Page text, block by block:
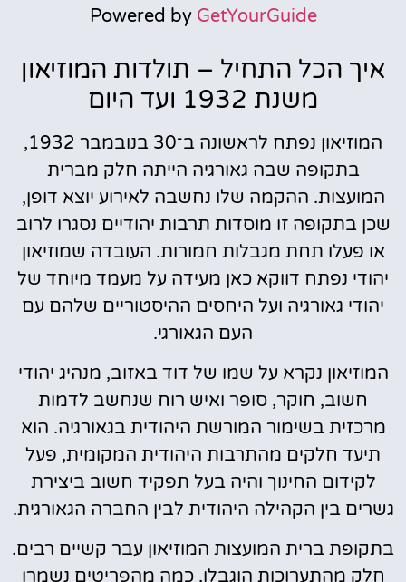
Powered by GetYourGuide
איך הכל התחיל – תולדות המוזיאון
משנת 1932 ועד היום
המוזיאון נפתח לראשונה ב־30 בנובמבר 1932,
בתקופה שבה גאורגיה הייתה חלק מברית
המועצות. ההקמה שלו נחשבה לאירוע יוצא דופן,
שכן בתקופה זו מוסדות תרבות יהודיים נסגרו לרוב
או פעלו תחת מגבלות חמורות. העובדה שמוזיאון
יהודי נפתח דווקא כאן מעידה על מעמד מיוחד של
יהודי גאורגיה ועל היחסים ההיסטוריים שלהם עם
העם הגאורגי.
המוזיאון נקרא על שמו של דוד באזוב, מנהיג יהודי
חשוב, חוקר, סופר ואיש רוח שנחשב לדמות
מרכזית בשימור המורשת היהודית בגאורגיה. הוא
תיעד חלקים מהתרבות היהודית המקומית, פעל
לקידום החינוך והיה בעל תפקיד חשוב ביצירת
גשרים בין הקהילה היהודית לבין החברה הגאורגית.
בתקופת ברית המועצות המוזיאון עבר קשיים רבים.
חלק מהתערוכות הוגבלו, כמה מהפריטים נשמרו